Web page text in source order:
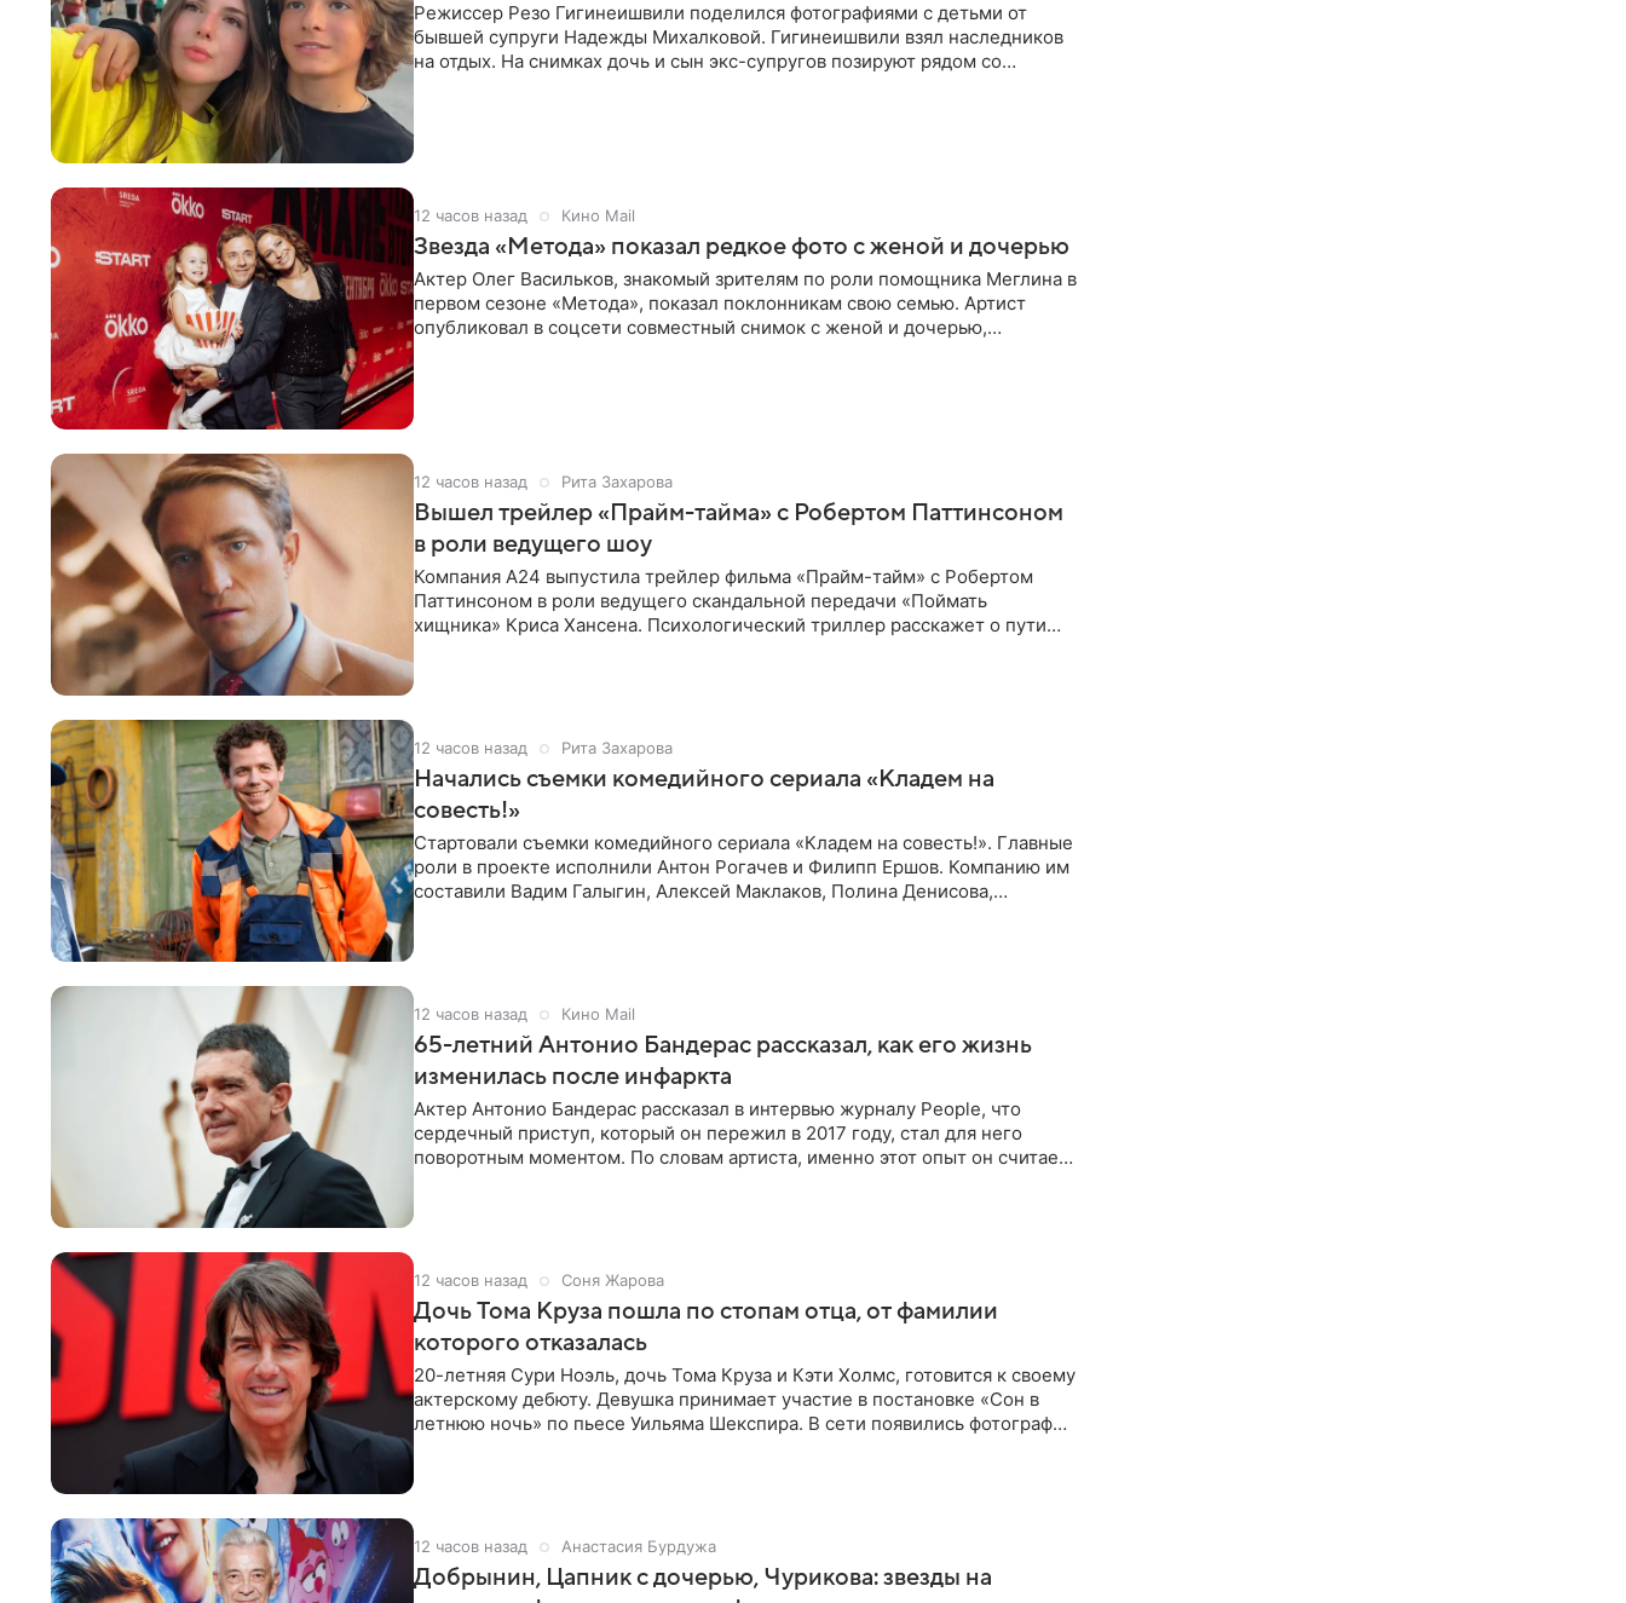
Режиссер Резо Гигинеишвили поделился фотографиями с детьми от
бывшей супруги Надежды Михалковой. Гигинеишвили взял наследников
на отдых. На снимках дочь и сын экс-супругов позируют рядом со
12 часов назад Кино Mail
Звезда «Метода» показал редкое фото с женой и дочерью
Актер Олег Васильков, знакомый зрителям по роли помощника Меглина в
первом сезоне «Метода», показал поклонникам свою семью. Артист
опубликовал в соцсети совместный снимок с женой и дочерью,
12 часов назад Рита Захарова
Вышел трейлер «Прайм-тайма» с Робертом Паттинсоном
в роли ведущего шоу
Компания A24 выпустила трейлер фильма «Прайм-тайм» с Робертом
Паттинсоном в роли ведущего скандальной передачи «Поймать
хищника» Криса Хансена. Психологический триллер расскажет о пути
12 часов назад Рита Захарова
Начались съемки комедийного сериала «Кладем на
совесть!»
Стартовали съемки комедийного сериала «Кладем на совесть!». Главные
роли в проекте исполнили Антон Рогачев и Филипп Ершов. Компанию им
составили Вадим Галыгин, Алексей Маклаков, Полина Денисова,
12 часов назад Кино Mail
65-летний Антонио Бандерас рассказал, как его жизнь
изменилась после инфаркта
Актер Антонио Бандерас рассказал в интервью журналу People, что
сердечный приступ, который он пережил в 2017 году, стал для него
поворотным моментом. По словам артиста, именно этот опыт он считает
12 часов назад Соня Жарова
Дочь Тома Круза пошла по стопам отца, от фамилии
которого отказалась
20-летняя Сури Ноэль, дочь Тома Круза и Кэти Холмс, готовится к своему
актерскому дебюту. Девушка принимает участие в постановке «Сон в
летнюю ночь» по пьесе Уильяма Шекспира. В сети появились фотографии
12 часов назад Анастасия Бурдужа
Добрынин, Цапник с дочерью, Чурикова: звезды на